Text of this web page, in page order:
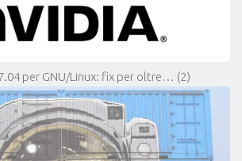
per GNU/Linux: fix per oltre… (2)